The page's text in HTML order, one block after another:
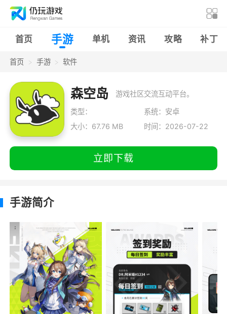
首页 手游 单机 资讯 攻略 补丁
首页 手游 软件
森空岛 游戏社区交流互动平台。
类型：
系统：安卓
大小：67.76 MB
时间：2026-07-22
立即下载
手游简介